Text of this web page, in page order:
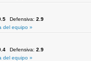
Defensiva: 2.9
del equipo »
Defensiva: 2.9
del equipo »